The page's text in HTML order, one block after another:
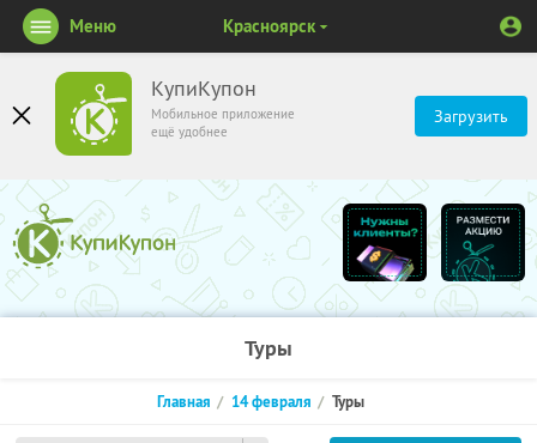
КупиКупон
Мобильное приложение
ещё удобнее
Загрузить
Меню Красноярск
Туры
Главная 14 февраля Туры